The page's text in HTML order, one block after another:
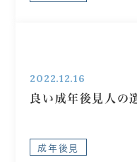
2022.12.16
良い成年後見人の
成年後見